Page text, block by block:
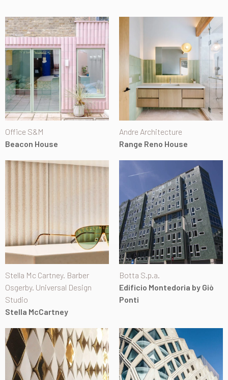
Office S&M
Beacon House
Andre Architecture
Range Reno House
Stella Mc Cartney. Barber
Osgerby. Universal Design
Studio
Stella McCartney
Botta S.p.a.
Edificio Montedoria by Giò
Ponti